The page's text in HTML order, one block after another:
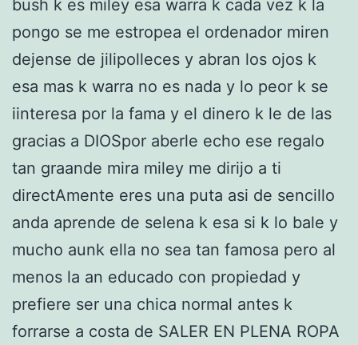
bush k es miley esa warra k cada vez k la
pongo se me estropea el ordenador miren
dejense de jilipolleces y abran los ojos k
esa mas k warra no es nada y lo peor k se
iinteresa por la fama y el dinero k le de las
gracias a DIOSpor aberle echo ese regalo
tan graande mira miley me dirijo a ti
directAmente eres una puta asi de sencillo
anda aprende de selena k esa si k lo bale y
mucho aunk ella no sea tan famosa pero al
menos la an educado con propiedad y
prefiere ser una chica normal antes k
forrarse a costa de SALER EN PLENA ROPA